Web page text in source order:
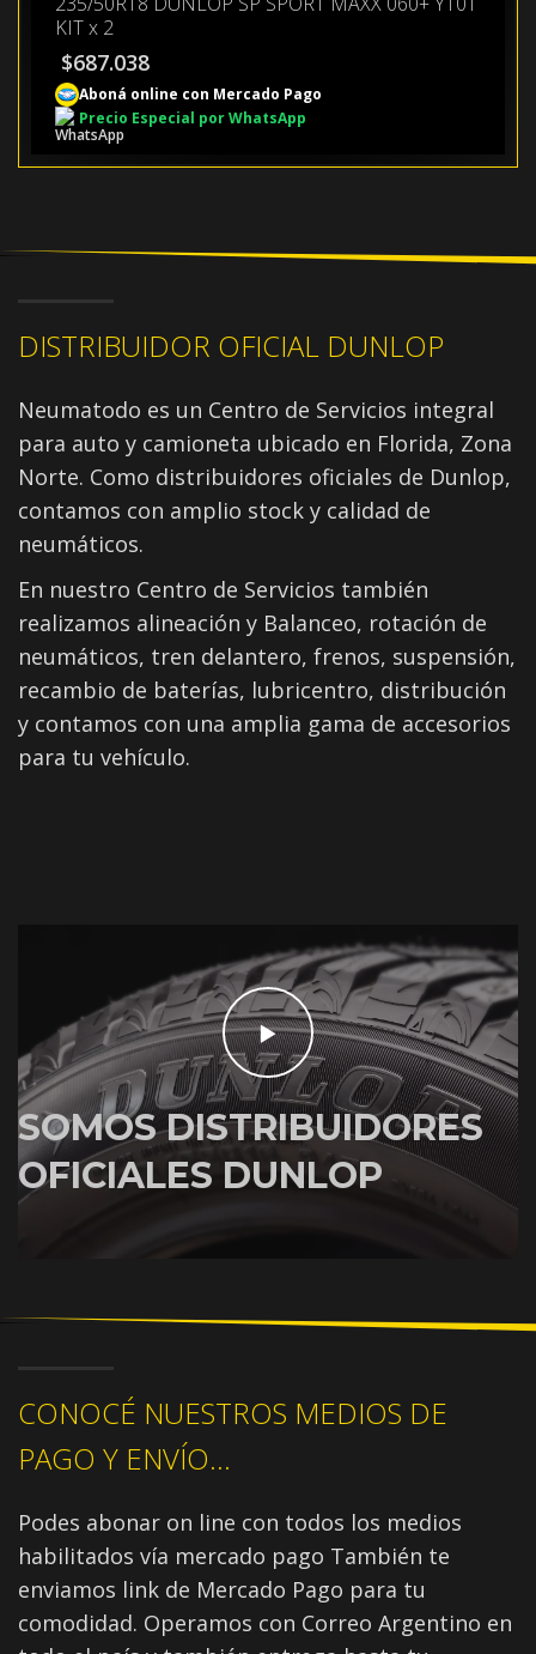
KIT x 2
$687.038
Aboná online con Mercado Pago
Precio Especial por WhatsApp
DISTRIBUIDOR OFICIAL DUNLOP
Neumatodo es un Centro de Servicios integral
para auto y camioneta ubicado en Florida, Zona
Norte. Como distribuidores oficiales de Dunlop,
contamos con amplio stock y calidad de
neumáticos.
En nuestro Centro de Servicios también
realizamos alineación y Balanceo, rotación de
neumáticos, tren delantero, frenos, suspensión,
recambio de baterías, lubricentro, distribución
y contamos con una amplia gama de accesorios
para tu vehículo.
SOMOS DISTRIBUIDORES
OFICIALES DUNLOP
CONOCÉ NUESTROS MEDIOS DE
PAGO Y ENVÍO...
Podes abonar on line con todos los medios
habilitados vía mercado pago También te
enviamos link de Mercado Pago para tu
comodidad. Operamos con Correo Argentino en